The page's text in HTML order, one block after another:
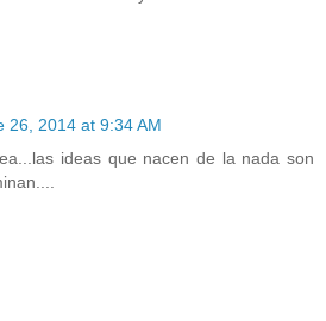
26, 2014 at 9:34 AM
ideas que nacen de la nada son